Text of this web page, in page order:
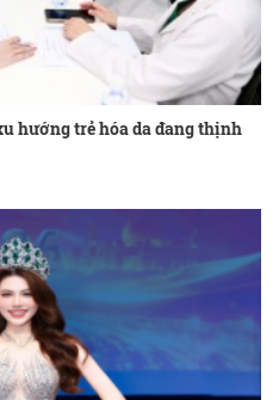
hướng trẻ hóa da đang thịnh